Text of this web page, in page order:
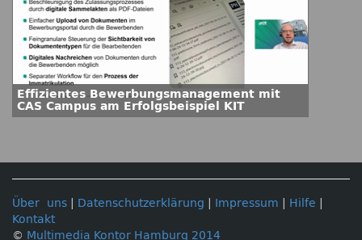
Effizientes Bewerbungsmanagement mit
CAS Campus am Erfolgsbeispiel KIT
Über uns Datenschutzerklärung Impressum Hilfe
Kontakt
© Multimedia Kontor Hamburg 2014